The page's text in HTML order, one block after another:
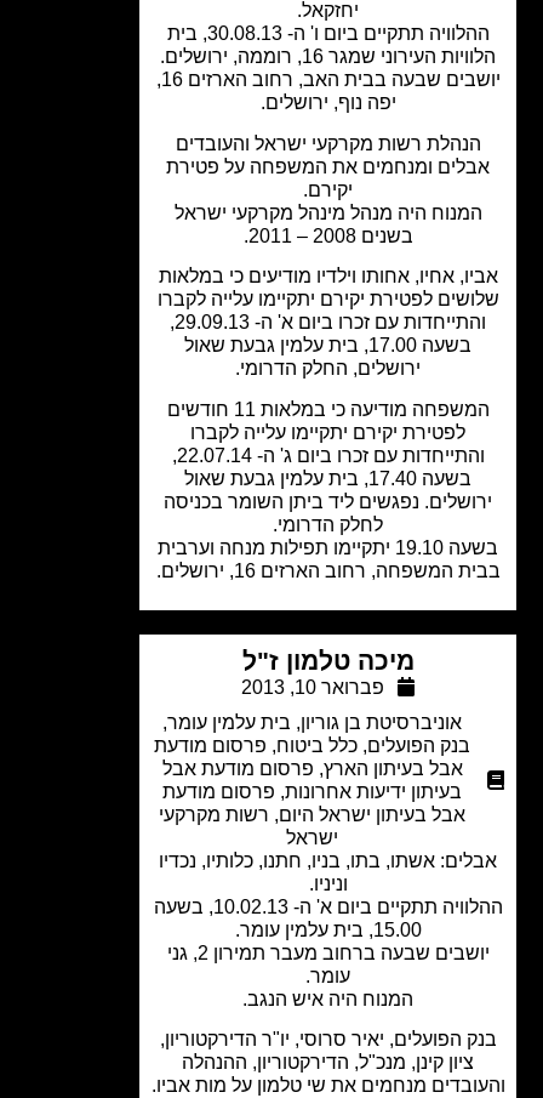
ההלוויה תתקיים ביום ו' ה- 30.08.13, בית
העירוני שמגר 16, רוממה, ירושלים.
יושבים שבעה בבית האב, רחוב הארזים 16,
יפה נוף, ירושלים.
הנהלת רשות מקרקעי ישראל והעובדים
ומנחמים את המשפחה על פטירת
היה מנהל מינהל מקרקעי ישראל
אחיו, אחותו וילדיו מודיעים כי במלאות
לפטירת יקירם יתקיימו עלייה לקברו
והתייחדות עם זכרו ביום א' ה- 29.09.13,
בשעה 17.00, בית עלמין גבעת שאול
ירושלים, החלק הדרומי.
המשפחה מודיעה כי במלאות 11 חודשים
לפטירת יקירם יתקיימו עלייה לקברו
והתייחדות עם זכרו ביום ג' ה- 22.07.14,
בשעה 17.40, בית עלמין גבעת שאול
נפגשים ליד ביתן השומר בכניסה
לחלק הדרומי.
בשעה 19.10 יתקיימו תפילות מנחה וערבית
המשפחה, רחוב הארזים 16, ירושלים.
מיכה טלמון ז"ל
פברואר 10, 2013
אוניברסיטת בן גוריון ,בית עלמין עומר,
בנק הפועלים,כלל ביטוח,פרסום מודעת
אבל בעיתון הארץ,פרסום מודעת אבל
בעיתון ידיעות אחרונות,פרסום מודעת
אבל בעיתון ישראל היום,רשות מקרקעי
אשתו, בתו, בניו, חתנו, כלותיו, נכדיו
ההלוויה תתקיים ביום א' ה- 10.02.13, בשעה
יושבים שבעה ברחוב מעבר תמירון 2, גני
המנוח היה איש הנגב.
הפועלים, יאיר סרוסי, יו"ר הדירקטוריון,
ציון קינן, מנכ"ל, הדירקטוריון, ההנהלה
מנחמים את שי טלמון על מות אביו.